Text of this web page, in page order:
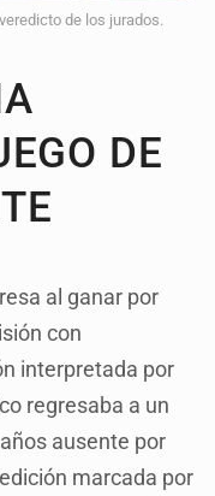
de los jurados.
DE
al ganar por
con
interpretada por
regresaba a un
ausente por
marcada por